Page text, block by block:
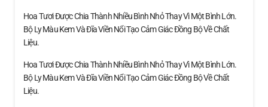
Hoa Tươi Được Chia Thành Nhiều Bình Nhỏ Thay Vì Một Bình Lớn.
Bộ Ly Màu Kem Và Đĩa Viền Nổi Tạo Cảm Giác Đồng Bộ Về Chất
Liệu.
Hoa Tươi Được Chia Thành Nhiều Bình Nhỏ Thay Vì Một Bình Lớn.
Bộ Ly Màu Kem Và Đĩa Viền Nổi Tạo Cảm Giác Đồng Bộ Về Chất
Liệu.